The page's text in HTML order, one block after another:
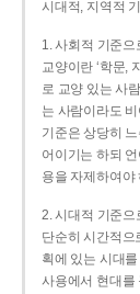
시대적, 지역적
1. 사회적 기준
교양이란 ‘학문,
로 교양 있는 사
는 사람이라도
기준은 상당히
어이기는 하되
용을 자제하여야
2. 시대적 기준으
단순히 시간적으
획에 있는 시대
사용에서 현대를